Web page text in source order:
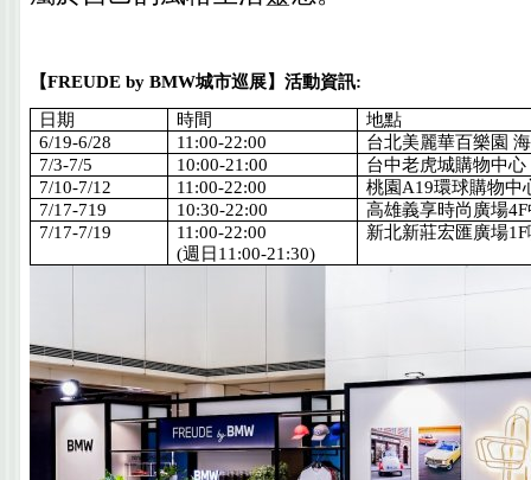
【FREUDE by BMW城市巡展】 活動資訊:
日期
時間
地點
6/19-6/28
11:00-22:00 台北美麗華百樂園
7/3-7/5
10:00-21:00
台中老虎城購物中心
7/10-7/12
11:00-22:00 桃園 A19環球購物中
7/17-719
10:30-22:00 高雄義享時尚廣場4F
7/17-7/19
11:00-22:00
(週日 11:00-21:30)
新北新莊宏匯廣場1F